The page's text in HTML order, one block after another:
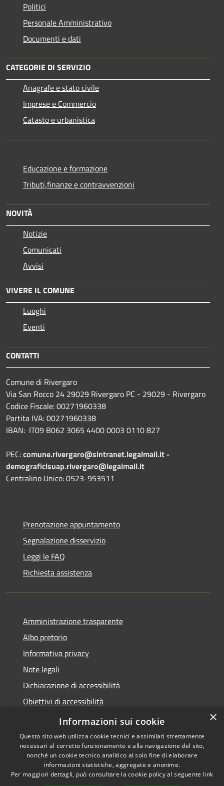
Politici
Personale Amministrativo
Documenti e dati
CATEGORIE DI SERVIZIO
Anagrafe e stato civile
Imprese e Commercio
Catasto e urbanistica
Educazione e formazione
Tributi,finanze e contravvenzioni
NOVITÀ
Notizie
Comunicati
Avvisi
VIVERE IL COMUNE
Luoghi
Eventi
CONTATTI
Comune di Rivergaro
Via San Rocco 24 29029 Rivergaro PC - 29029 - Rivergaro
Codice Fiscale: 00271960338
Partita IVA: 00271960338
IBAN: IT09 B062 3065 4400 0003 0110 827
PEC:comune.rivergaro@sintranet.legalmail.it -
demograficisuap.rivergaro@legalmail.it
Centralino Unico: 0523-953511
Prenotazione appuntamento
Segnalazione disservizio
Leggi le FAQ
Richiesta assistenza
Amministrazione trasparente
Albo pretorio
Informativa privacy
Note legali
Dichiarazione di accessibilità
Obiettivi di accessibilità
Piano di miglioramento del sito
Accessibilità
Copyright © 2022 -
Comune di Rivergaro -
×
Informazioni sui cookie
Questo sito web utilizza cookie tecnici e assimilati strettamente
necessari al corretto funzionamento e alla navigazione del sito,
nonché un cookie tecnico analitico al solo fine di elaborare
informazioni statistiche, aggregate e anonime.
Per maggiori dettagli, può consultare la cookie policy al seguente link